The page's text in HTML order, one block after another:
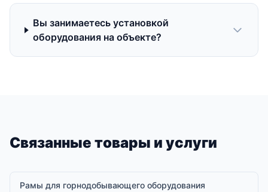
Вы занимаетесь установкой
оборудования на объекте?
Связанные товары и услуги
Рамы для горнодобывающего оборудования